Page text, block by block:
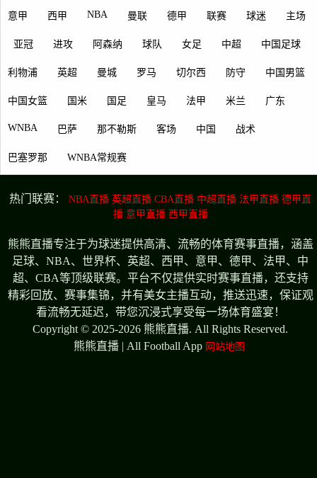
意甲 西甲 NBA 曼联 德甲 联赛 球迷 主场
亚冠 进攻 阿森纳 球队 女足 中超 中国足球
利物浦 英超 曼城 罗马 切尔西 防守 中国男篮
中国女篮 国米 国足 皇马 法甲 米兰 广东
WNBA 巴萨 那不勒斯 客场 中国 战术
巴塞罗那 WNBA常规赛
热门联赛： NBA直播 英超直播 CBA直播 中超直播 法甲直播 德甲直
播 意甲直播 西甲直播
熊熊直播专注于为球迷提供高清、流畅的体育赛事直播，涵盖
足球、NBA、世界杯、英超、西甲、意甲、德甲、法甲、中
超、CBA等顶级联赛。平台不仅提供实时赛事直播，还支持
精彩回放、赛事集锦，并有美女主播互动，推送迅速，保证观
看流畅无延迟，带您沉浸式享受每一场体育盛宴！
Copyright © 2025-2026 熊熊直播. All Rights Reserved.
熊熊直播 | All Football App 网站地图